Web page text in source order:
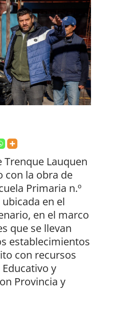
Trenque Lauquen
con la obra de
Primaria n.º
ubicada en el
en el marco
que se llevan
establecimientos
con recursos
y
Provincia y